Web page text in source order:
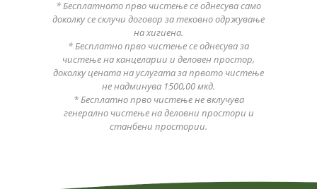
* Бесплатното прво чистење се однесува само
доколку се склучи договор за тековно одржување
на хигиена.
* Бесплатно прво чистење се однесува за
чистење на канцеларии и деловен простор,
доколку цената на услугата за првото чистење
не надминува 1500,00 мкд.
* Бесплатно прво чистење не вклучува
генерално чистење на деловни простори и
станбени простории.